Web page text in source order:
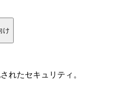
け
れたセキュリティ。